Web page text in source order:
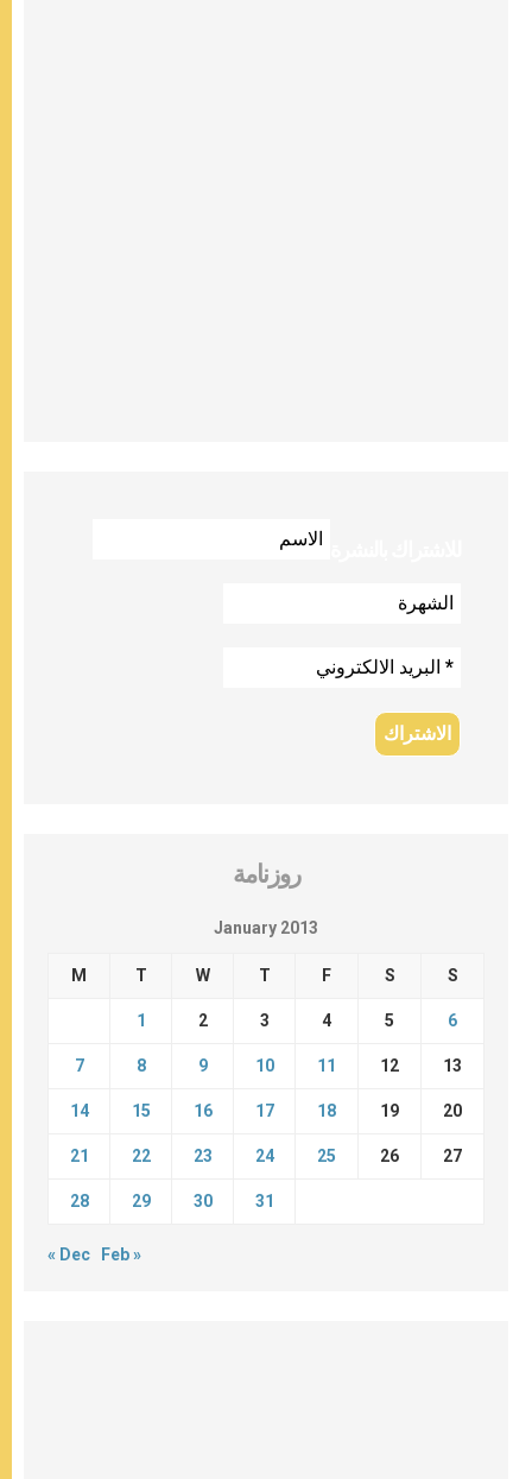
روزنامة
January 2013
M T W T F S S
1 2 3 4 5 6
7 8 9 10 11 12 13
14 15 16 17 18 19 20
21 22 23 24 25 26 27
28 29 30 31
« Dec Feb »